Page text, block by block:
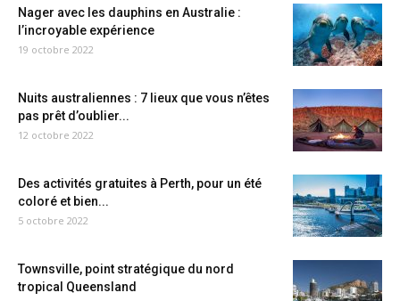
Nager avec les dauphins en Australie :
l’incroyable expérience
19 octobre 2022
Nuits australiennes : 7 lieux que vous n’êtes
pas prêt d’oublier...
12 octobre 2022
Des activités gratuites à Perth, pour un été
coloré et bien...
5 octobre 2022
Townsville, point stratégique du nord
tropical Queensland